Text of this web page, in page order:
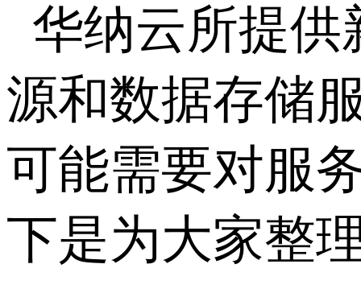
华纳云所提供
源和数据存储
可能需要对服
下是为大家整